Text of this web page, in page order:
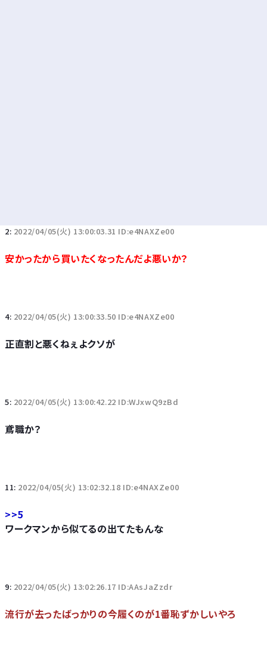
2: 2022/04/05(火) 13:00:03.31 ID:e4NAXZe00
安かったから買いたくなったんだよ悪いか？
4: 2022/04/05(火) 13:00:33.50 ID:e4NAXZe00
正直割と悪くねぇよクソが
5: 2022/04/05(火) 13:00:42.22 ID:WJxwQ9zBd
鳶職か？
11: 2022/04/05(火) 13:02:32.18 ID:e4NAXZe00
>>5
ワークマンから似てるの出てたもんな
9: 2022/04/05(火) 13:02:26.17 ID:AAsJaZzdr
流行が去ったばっかりの今履くのが1番恥ずかしいやろ